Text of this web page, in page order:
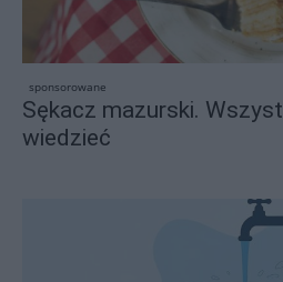
sponsorowane
Sękacz mazurski.
wiedzieć